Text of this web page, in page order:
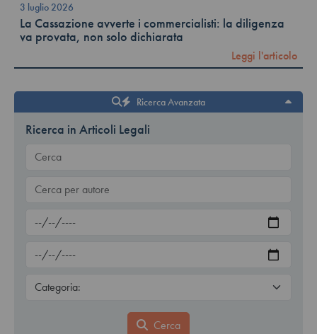
3 luglio 2026
La Cassazione avverte i commercialisti: la diligenza
va provata, non solo dichiarata
Leggi l'articolo
Ricerca Avanzata
Ricerca in Articoli Legali
Cerca